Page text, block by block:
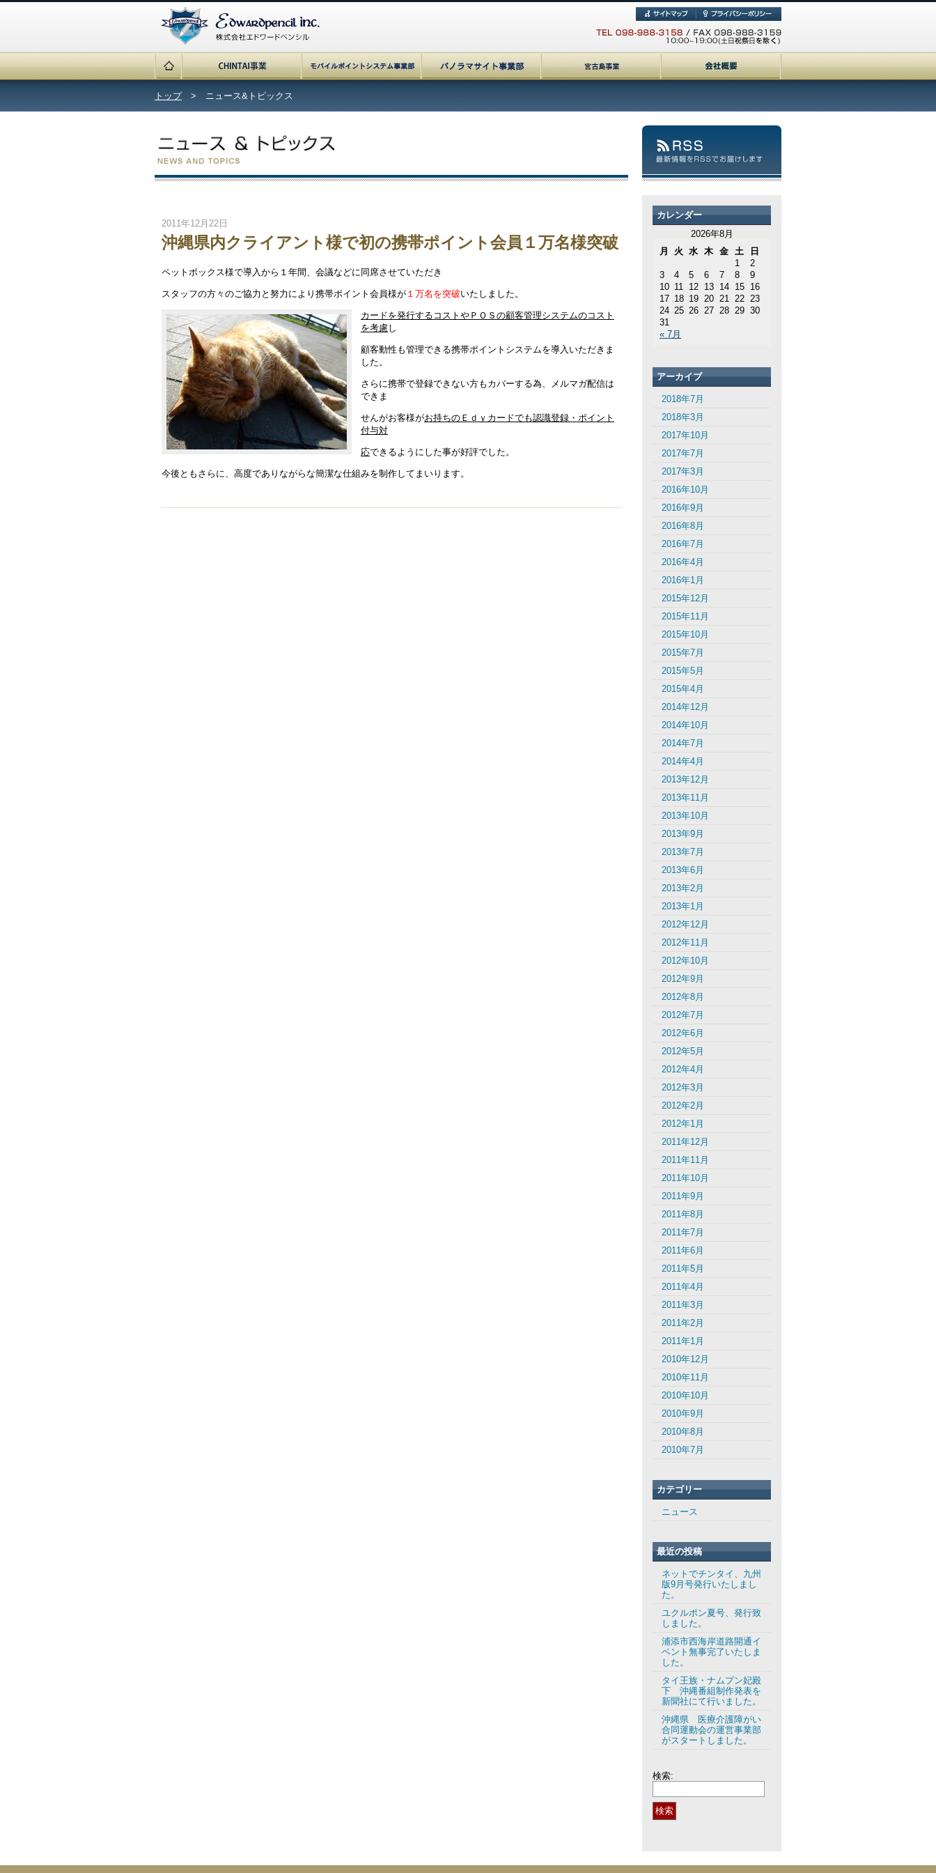
トップ> ニュース&トピックス
2011年12月22日
沖縄県内クライアント様で初の携帯ポイント会員１万名様突破
ペットボックス様で導入から１年間、会議などに同席させていただき
スタッフの方々のご協力と努力により携帯ポイント会員様が １万名を突破いたしました。
カードを発行するコストやＰＯＳの顧客管理システムのコスト
を考慮し
顧客動性も管理できる携帯ポイントシステムを導入いただきま
した。
さらに携帯で登録できない方もカバーする為、メルマガ配信は
できま
せんがお客様がお持ちのＥｄｙカードでも認識登録・ポイント
付与対
応できるようにした事が好評でした。
今後ともさらに、高度でありながらな簡潔な仕組みを制作してまいります。
カレンダー
2026年8月
月
火 水 木 金 土 日
« 7月
1
2
3
4 5 6 7 8
9
10 11 12 13 14 15 16
17 18 19 20 21 22 23
24 25 26 27 28 29 30
31
アーカイブ
2018年7月
2018年3月
2017年10月
2017年7月
2017年3月
2016年10月
2016年9月
2016年8月
2016年7月
2016年4月
2016年1月
2015年12月
2015年11月
2015年10月
2015年7月
2015年5月
2015年4月
2014年12月
2014年10月
2014年7月
2014年4月
2013年12月
2013年11月
2013年10月
2013年9月
2013年7月
2013年6月
2013年2月
2013年1月
2012年12月
2012年11月
2012年10月
2012年9月
2012年8月
2012年7月
2012年6月
2012年5月
2012年4月
2012年3月
2012年2月
2012年1月
2011年12月
2011年11月
2011年10月
2011年9月
2011年8月
2011年7月
2011年6月
2011年5月
2011年4月
2011年3月
2011年2月
2011年1月
2010年12月
2010年11月
2010年10月
2010年9月
2010年8月
2010年7月
カテゴリー
ニュース
最近の投稿
ネットでチンタイ、九州
版9月号発行いたしまし
た。
ユクルポン夏号、発行致
しました。
浦添市西海岸道路開通イ
ベント無事完了いたしま
した。
タイ王族・ナムプン妃殿
下 沖縄番組制作発表を
新聞社にて行いました。
沖縄県 医療介護障がい
合同運動会の運営事業部
がスタートしました。
検索: